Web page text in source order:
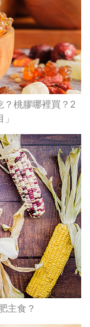
？桃膠哪裡買？2
主食？